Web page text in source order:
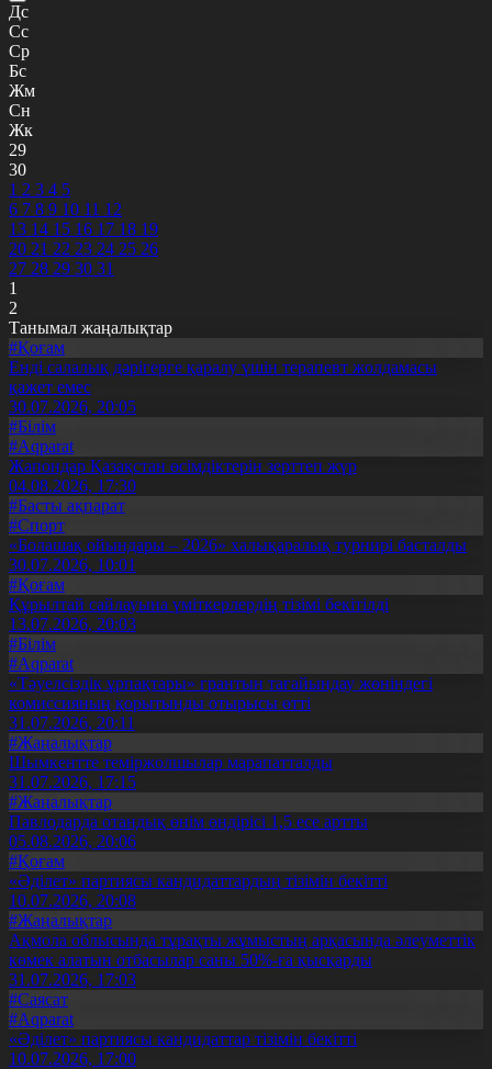
Дс
Сс
Ср
Бс
Жм
Сн
Жк
29
30
1 2 3 4 5
6 7 8 9 10 11 12
13 14 15 16 17 18 19
20 21 22 23 24 25 26
27 28 29 30 31
1
2
Танымал жаңалықтар
#Қоғам
Енді салалық дәрігерге қаралу үшін терапевт жолдамасы
қажет емес
30.07.2026, 20:05
#Білім
#Aqparat
Жапондар Қазақстан өсімдіктерін зерттеп жүр
04.08.2026, 17:30
#Басты ақпарат
#Спорт
«Болашақ ойындары – 2026» халықаралық турнирі басталды
30.07.2026, 10:01
#Қоғам
Құрылтай сайлауына үміткерлердің тізімі бекітілді
13.07.2026, 20:03
#Білім
#Aqparat
«Тәуелсіздік ұрпақтары» грантын тағайындау жөніндегі
комиссияның қорытынды отырысы өтті
31.07.2026, 20:11
#Жаңалықтар
Шымкентте теміржолшылар марапатталды
31.07.2026, 17:15
#Жаңалықтар
Павлодарда отандық өнім өндірісі 1,5 есе артты
05.08.2026, 20:06
#Қоғам
«Әділет» партиясы кандидаттардың тізімін бекітті
10.07.2026, 20:08
#Жаңалықтар
Ақмола облысында тұрақты жұмыстың арқасында әлеуметтік
көмек алатын отбасылар саны 50%-ға қысқарды
31.07.2026, 17:03
#Саясат
#Aqparat
«Әділет» партиясы кандидаттар тізімін бекітті
10.07.2026, 17:00